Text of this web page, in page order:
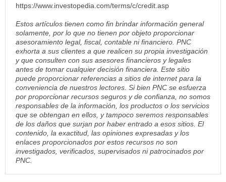
https://www.investopedia.com/terms/c/credit.asp
Estos artículos tienen como fin brindar información general
solamente, por lo que no tienen por objeto proporcionar
asesoramiento legal, fiscal, contable ni financiero. PNC
exhorta a sus clientes a que realicen su propia investigación
y que consulten con sus asesores financieros y legales
antes de tomar cualquier decisión financiera. Este sitio
puede proporcionar referencias a sitios de internet para la
conveniencia de nuestros lectores. Si bien PNC se esfuerza
por proporcionar recursos seguros y de confianza, no somos
responsables de la información, los productos o los servicios
que se obtengan en ellos, y tampoco seremos responsables
de los daños que surjan por haber entrado a esos sitios. El
contenido, la exactitud, las opiniones expresadas y los
enlaces proporcionados por estos recursos no son
investigados, verificados, supervisados ni patrocinados por
PNC.